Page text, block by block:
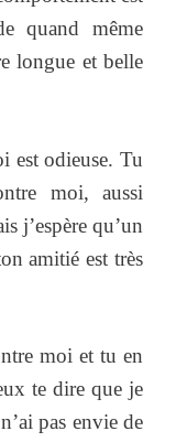
quand même
longue et belle
est odieuse. Tu
moi, aussi
j’espère qu’un
amitié est très
moi et tu en
te dire que je
pas envie de